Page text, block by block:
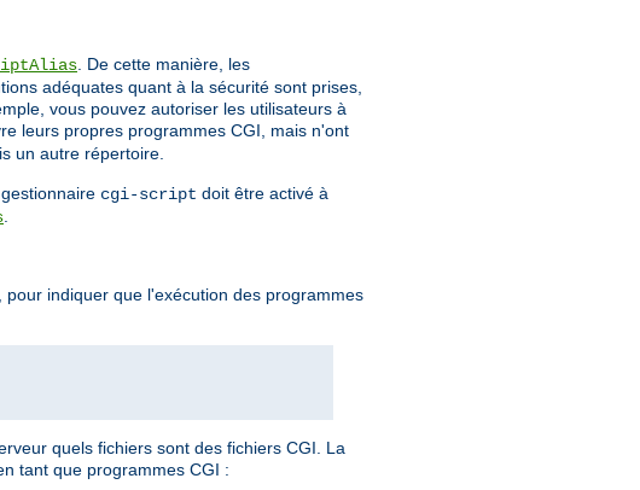
. De cette manière, les
adéquates quant à la sécurité sont prises,
vous pouvez autoriser les utilisateurs à
leurs propres programmes CGI, mais n'ont
un autre répertoire.
cgi-script doit être activé à
.
indiquer que l'exécution des programmes
quels fichiers sont des fichiers CGI. La
tant que programmes CGI :